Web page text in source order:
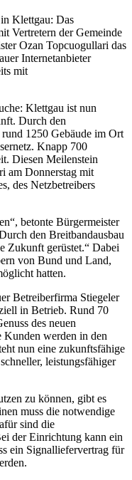
Klettgau: Das
Vertretern der Gemeinde
Ozan Topcuogullari das
Internetanbieter
mit
Klettgau ist nun
Durch den
1250 Gebäude im Ort
Knapp 700
Diesen Meilenstein
am Donnerstag mit
des Netzbetreibers
betonte Bürgermeister
den Breitbandausbau
Zukunft gerüstet.“ Dabei
von Bund und Land,
hatten.
Betreiberfirma Stiegeler
in Betrieb. Rund 70
des neuen
Kunden werden in den
nun eine zukunftsfähige
leistungsfähiger
zu können, gibt es
muss die notwendige
sind die
der Einrichtung kann ein
ein Signalliefervertrag für